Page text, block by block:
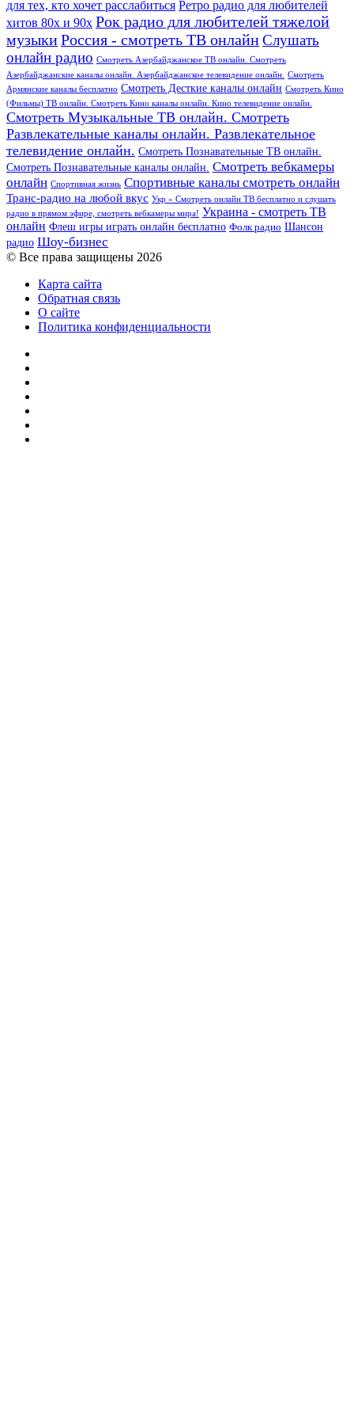
для тех, кто хочет расслабиться Ретро радио для любителей
хитов 80х и 90х Рок радио для любителей тяжелой
музыкиРоссия - смотреть ТВ онлайнСлушать
онлайн радио Смотреть Азербайджанское ТВ онлайн. Смотреть
Азербайджанские каналы онлайн. Азербайджанское телевидение онлайн.
Смотреть
Армянские каналы бесплатно Смотреть Десткие каналы онлайн Смотреть Кино
(Фильмы) ТВ онлайн. Смотреть Кино каналы онлайн. Кино телевидение онлайн.
Смотреть Музыкальные ТВ онлайн. Смотреть
Развлекательные каналы онлайн. Развлекательное
телевидение онлайн. Смотреть Познавательные ТВ онлайн.
Смотреть Познавательные каналы онлайн. Смотреть вебкамеры
онлайн Спортивная жизнь Спортивные каналы смотреть онлайн
Транс-радио на любой вкус Укр » Смотреть онлайн ТВ бесплатно и слушать
радио в прямом эфире, смотреть вебкамеры мира! Украина - смотреть ТВ
онлайн Флеш игры играть онлайн бесплатно Фолк радио Шансон
радио Шоу-бизнес
© Все права защищены 2026
Карта сайта
Обратная связь
О сайте
Политика конфиденциальности